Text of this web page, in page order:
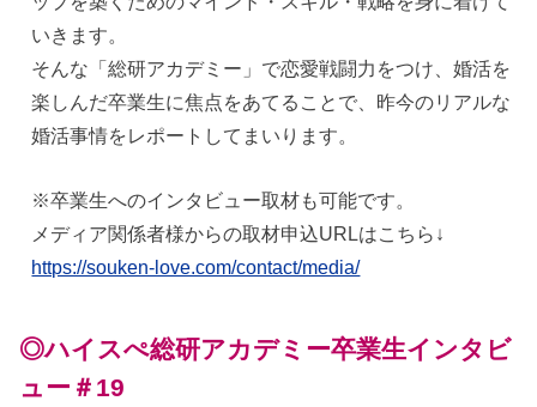
いきます。
そんな「総研アカデミー」で恋愛戦闘力をつけ、婚活を
楽しんだ卒業生に焦点をあてることで、昨今のリアルな
婚活事情をレポートしてまいります。
※卒業生へのインタビュー取材も可能です。
メディア関係者様からの取材申込URLはこちら↓
https://souken-love.com/contact/media/
◎ハイスぺ総研アカデミー卒業生インタビ
ュー＃19